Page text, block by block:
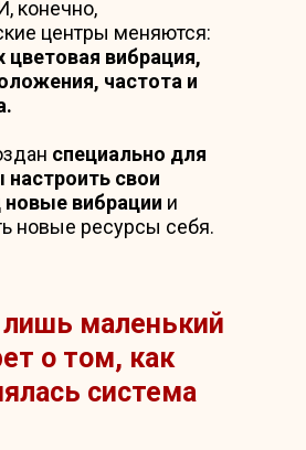
маленький
о том, как
система
конечно,
центры меняются:
цветовая вибрация,
частота и
специально для
настроить свои
вибрации и
новые ресурсы себя.